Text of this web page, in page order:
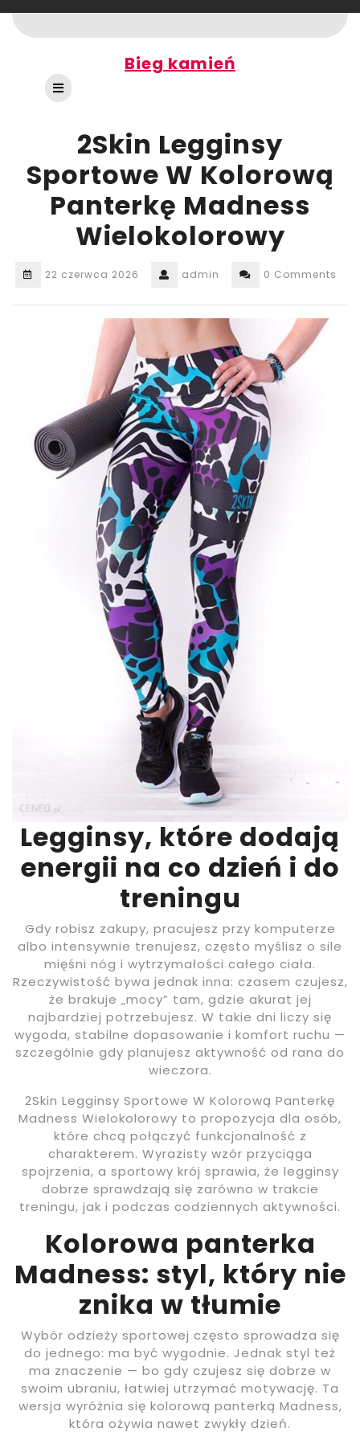
to
content
Bieg kamień
Open
Button
2Skin Legginsy
Sportowe W Kolorową
Panterkę Madness
Wielokolorowy
22 czerwca 2026 admin 0 Comments
Legginsy, które dodają
energii na co dzień i do
treningu
Gdy robisz zakupy, pracujesz przy komputerze
albo intensywnie trenujesz, często myślisz o sile
mięśni nóg i wytrzymałości całego ciała.
Rzeczywistość bywa jednak inna: czasem czujesz,
że brakuje „mocy” tam, gdzie akurat jej
najbardziej potrzebujesz. W takie dni liczy się
wygoda, stabilne dopasowanie i komfort ruchu —
szczególnie gdy planujesz aktywność od rana do
wieczora.
2Skin Legginsy Sportowe W Kolorową Panterkę
Madness Wielokolorowy to propozycja dla osób,
które chcą połączyć funkcjonalność z
charakterem. Wyrazisty wzór przyciąga
spojrzenia, a sportowy krój sprawia, że legginsy
dobrze sprawdzają się zarówno w trakcie
treningu, jak i podczas codziennych aktywności.
Kolorowa panterka
Madness: styl, który nie
znika w tłumie
Wybór odzieży sportowej często sprowadza się
do jednego: ma być wygodnie. Jednak styl też
ma znaczenie — bo gdy czujesz się dobrze w
swoim ubraniu, łatwiej utrzymać motywację. Ta
wersja wyróżnia się kolorową panterką Madness,
która ożywia nawet zwykły dzień.